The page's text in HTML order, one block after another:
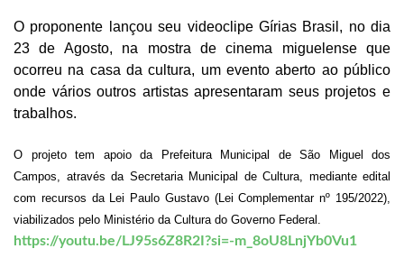
O proponente lançou seu videoclipe Gírias Brasil, no dia
23 de Agosto, na mostra de cinema miguelense que
ocorreu na casa da cultura, um evento aberto ao público
onde vários outros artistas apresentaram seus projetos e
trabalhos.
O projeto tem apoio da Prefeitura Municipal de São Miguel dos
Campos, através da Secretaria Municipal de Cultura, mediante edital
com recursos da Lei Paulo Gustavo (Lei Complementar nº 195/2022),
viabilizados pelo Ministério da Cultura do Governo Federal.
https://youtu.be/LJ95s6Z8R2I?si=-m_8oU8LnjYb0Vu1